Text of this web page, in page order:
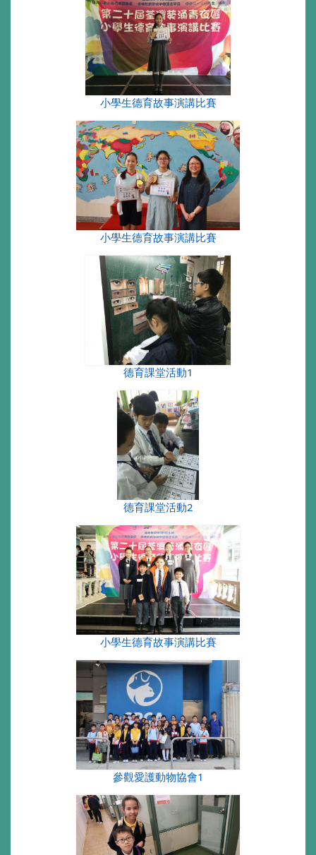
小學生德育故事演講比賽
小學生德育故事演講比賽
德育課堂活動1
德育課堂活動2
小學生德育故事演講比賽
參觀愛護動物協會1